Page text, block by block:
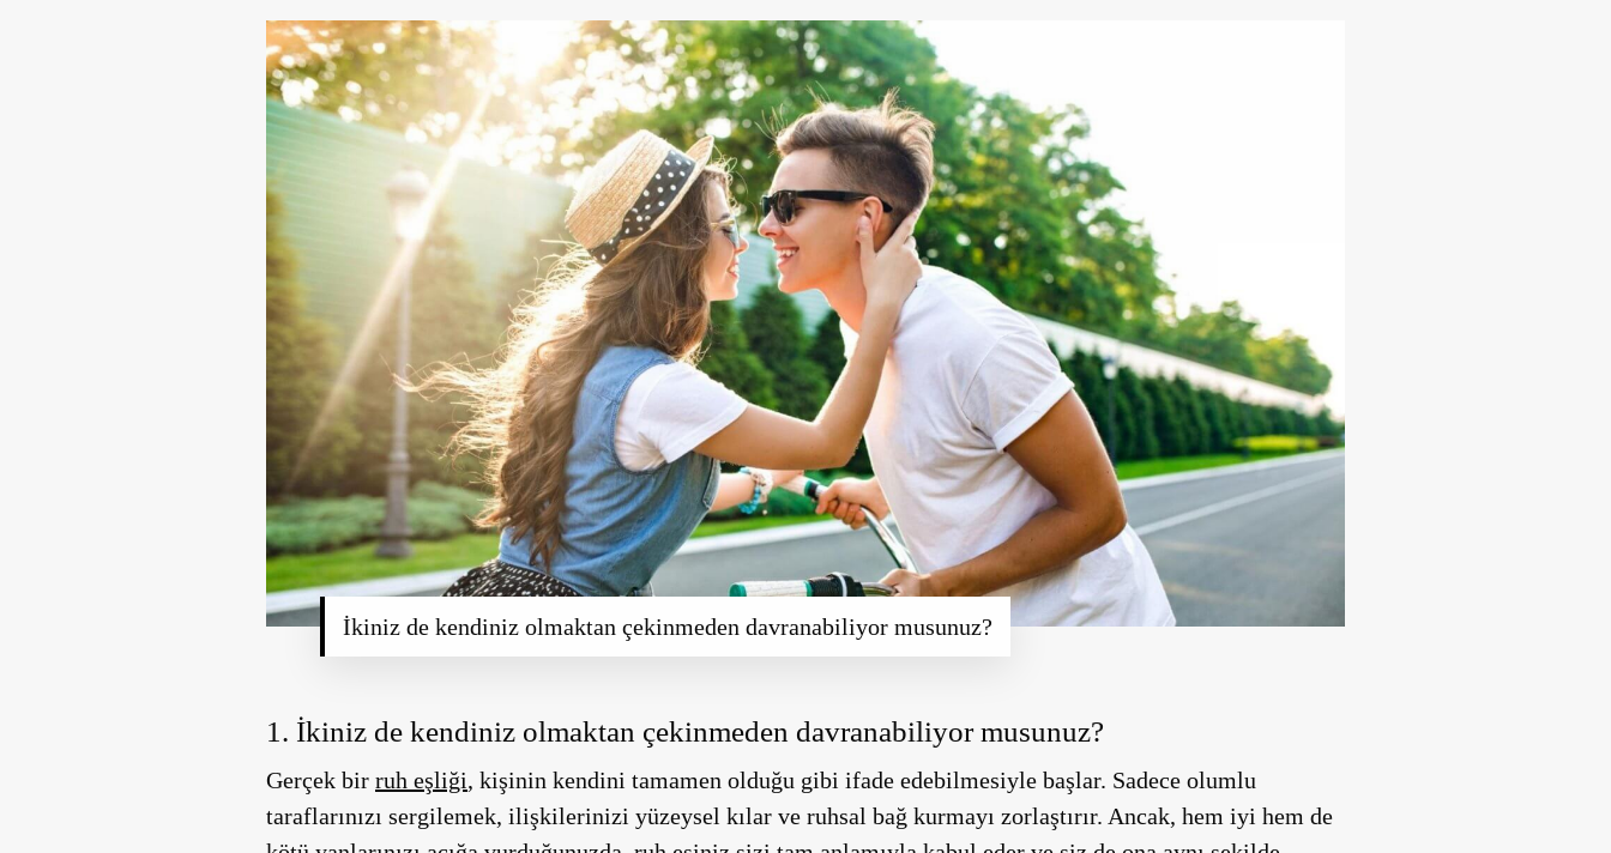
İkiniz de kendiniz olmaktan çekinmeden davranabiliyor musunuz?
1. İkiniz de kendiniz olmaktan çekinmeden davranabiliyor musunuz?
Gerçek bir ruh eşliği, kişinin kendini tamamen olduğu gibi ifade edebilmesiyle başlar. Sadece olumlu
taraflarınızı sergilemek, ilişkilerinizi yüzeysel kılar ve ruhsal bağ kurmayı zorlaştırır. Ancak, hem iyi hem de